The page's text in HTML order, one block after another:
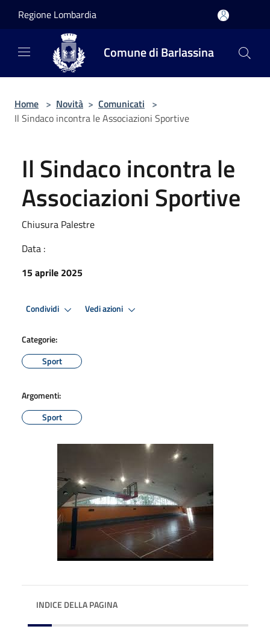
Regione Lombardia
Comune di Barlassina
Home > Novità > Comunicati >
Il Sindaco incontra le Associazioni Sportive
Il Sindaco incontra le
Associazioni Sportive
Chiusura Palestre
Data :
15 aprile 2025
Condividi Vedi azioni
Categorie:
Sport
Argomenti:
Sport
INDICE DELLA PAGINA